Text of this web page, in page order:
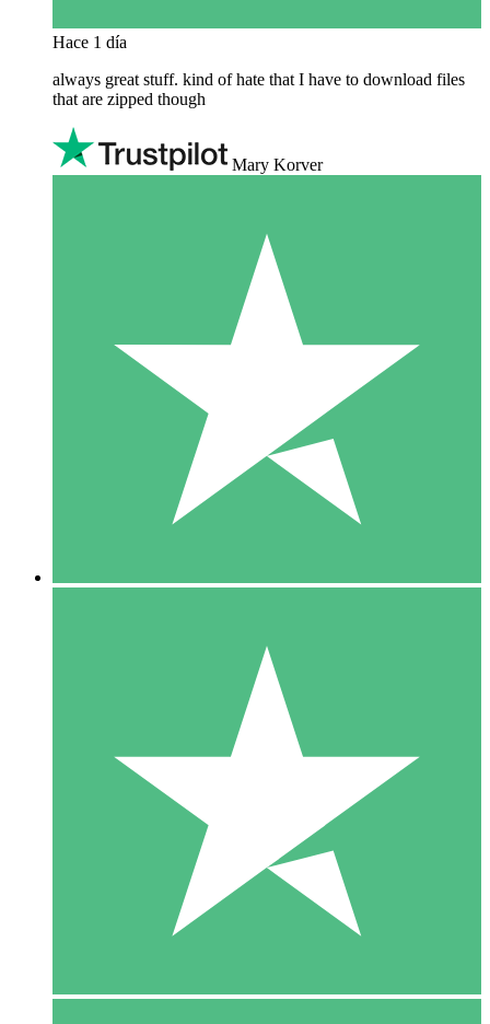
Hace 1 día
always great stuff. kind of hate that I have to download files
that are zipped though
Mary Korver